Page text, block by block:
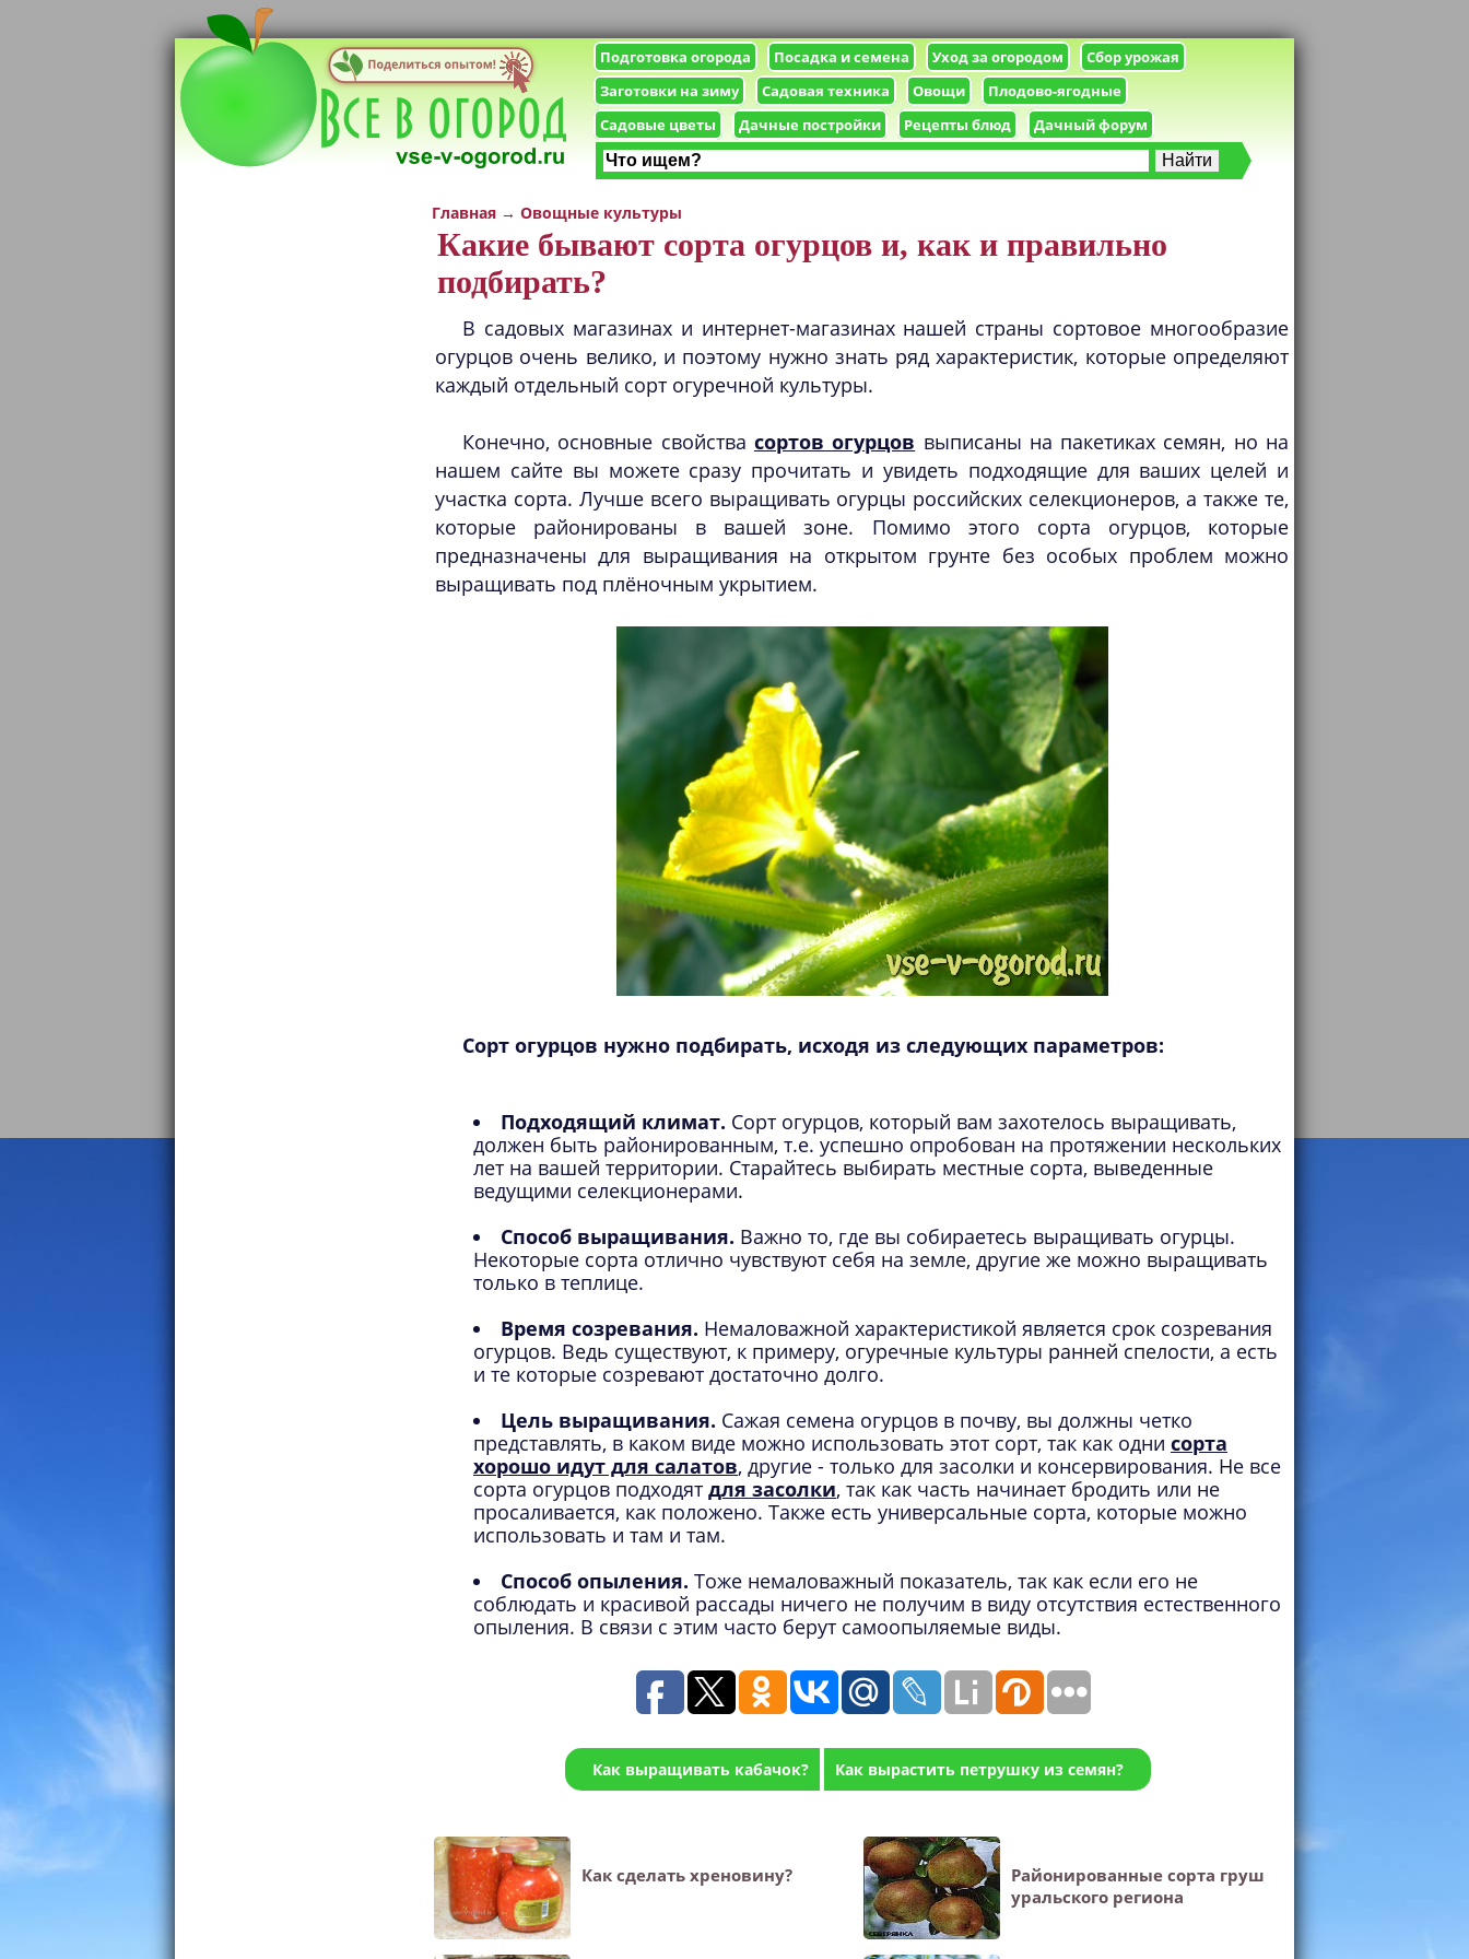
Подготовка огорода Посадка и семена Уход за огородом
Сбор урожая
Заготовки на зиму
Садовая техника Овощи
Плодово-ягодные
Садовые цветы
Дачные постройки Рецепты блюд Дачный форум
Главная → Овощные культуры
Какие бывают сорта огурцов и, как и правильно
подбирать?
В садовых магазинах и интернет-магазинах нашей страны сортовое многообразие
огурцов очень велико, и поэтому нужно знать ряд характеристик, которые определяют
каждый отдельный сорт огуречной культуры.
Конечно, основные свойства сортов огурцов выписаны на пакетиках семян, но на
нашем сайте вы можете сразу прочитать и увидеть подходящие для ваших целей и
участка сорта. Лучше всего выращивать огурцы российских селекционеров, а также те,
которые районированы в вашей зоне. Помимо этого сорта огурцов, которые
предназначены для выращивания на открытом грунте без особых проблем можно
выращивать под плёночным укрытием.
Сорт огурцов нужно подбирать, исходя из следующих параметров:
Подходящий климат. Сорт огурцов, который вам захотелось выращивать,
должен быть районированным, т.е. успешно опробован на протяжении нескольких
лет на вашей территории. Старайтесь выбирать местные сорта, выведенные
ведущими селекционерами.
Способ выращивания. Важно то, где вы собираетесь выращивать огурцы.
Некоторые сорта отлично чувствуют себя на земле, другие же можно выращивать
только в теплице.
Время созревания. Немаловажной характеристикой является срок созревания
огурцов. Ведь существуют, к примеру, огуречные культуры ранней спелости, а есть
и те которые созревают достаточно долго.
Цель выращивания. Сажая семена огурцов в почву, вы должны четко
представлять, в каком виде можно использовать этот сорт, так как одни сорта
хорошо идут для салатов, другие - только для засолки и консервирования. Не все
сорта огурцов подходят для засолки, так как часть начинает бродить или не
просаливается, как положено. Также есть универсальные сорта, которые можно
использовать и там и там.
Способ опыления. Тоже немаловажный показатель, так как если его не
соблюдать и красивой рассады ничего не получим в виду отсутствия естественного
опыления. В связи с этим часто берут самоопыляемые виды.
Как выращивать кабачок? Как вырастить петрушку из семян?
Как сделать хреновину?
Районированные сорта груш
уральского региона